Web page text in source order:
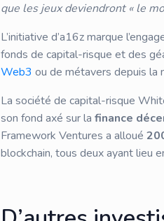
que les jeux deviendront « le
L’initiative d’a16z marque
fonds de capital-risque et des
Web3 ou de métavers depuis la
La société de capital-risque
son fond axé sur la finance
Framework Ventures a alloué
blockchain, tous deux ayant lieu